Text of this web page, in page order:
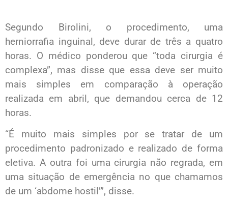
Segundo Birolini, o procedimento, uma
herniorrafia inguinal, deve durar de três a quatro
horas. O médico ponderou que “toda cirurgia é
complexa”, mas disse que essa deve ser muito
mais simples em comparação à operação
realizada em abril, que demandou cerca de 12
horas.
“É muito mais simples por se tratar de um
procedimento padronizado e realizado de forma
eletiva. A outra foi uma cirurgia não regrada, em
uma situação de emergência no que chamamos
de um ‘abdome hostil’”, disse.